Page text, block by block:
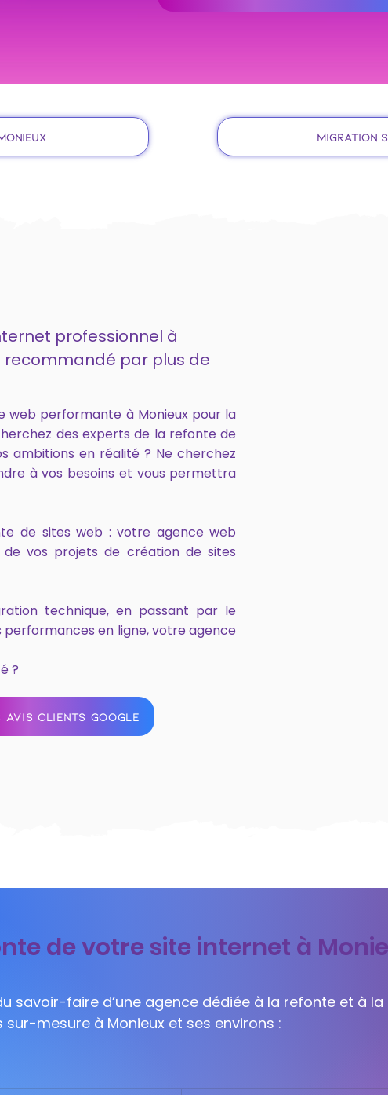
Migration
professionnel à
recommandé par plus de
web performante à Monieux pour la
des experts de la refonte de
ambitions en réalité ? Ne cherchez
à vos besoins et vous permettra
de sites web : votre agence web
vos projets de création de sites
technique, en passant par le
en ligne, votre agence
?
AVIS CLIENTS GOOGLE
de votre site internet à
savoir-faire d’une agence dédiée à la refonte et à
mesure à Monieux et ses environs :